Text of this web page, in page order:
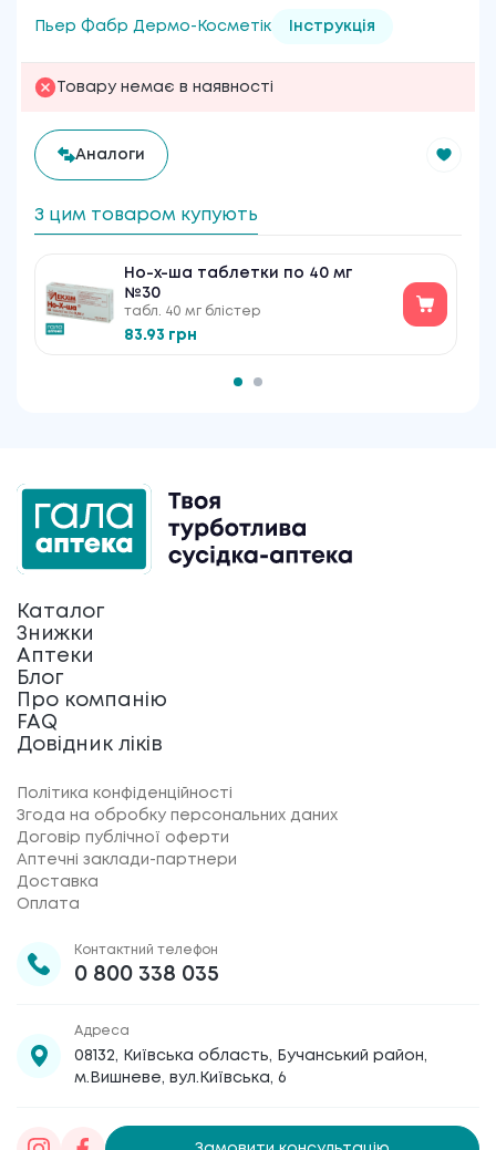
Пьер Фабр Дермо-Косметік Інструкція
Товару немає в наявності
Аналоги
З цим товаром купують
Но-х-ша таблетки по 40 мг
№30
табл. 40 мг блістер
83.93 грн
Каталог
Знижки
Аптеки
Блог
Про компанію
FAQ
Довідник ліків
Політика конфіденційності
Згода на обробку персональних даних
Договір публічної оферти
Аптечні заклади-партнери
Доставка
Оплата
Контактний телефон
0 800 338 035
Адреса
08132, Київська область, Бучанський район,
м.Вишневе, вул.Київська, 6